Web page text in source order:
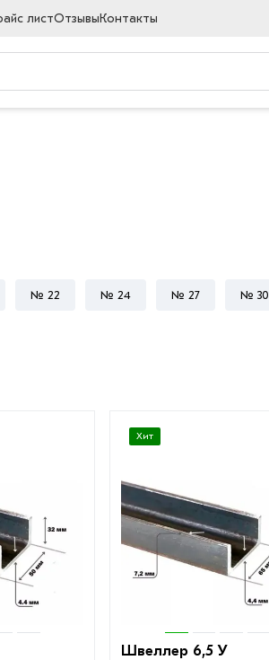
листОтзывыКонтакты
№ 22 № 24 № 27 № 30
Хит
Швеллер 6,5 У